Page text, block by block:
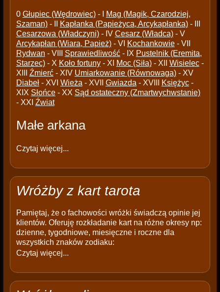
0 Głupiec (Wędrowiec)- I
Mag (Magik, Czarodziej,
Szaman)- II Kapłanka (Papieżyca, Arcykapłanka)- III
Cesarzowa (Władczyni)- IV Cesarz (Władca)- V
Arcykapłan (Wiara, Papież)- VI Kochankowie- VII
Rydwan - VIII Sprawiedliwość- IX Pustelnik (Eremita,
Starzec)- X Koło fortuny- XI Moc (Siła)- XII Wisielec-
XIII Źmierć- XIV Umiarkowanie (Równowaga)- XV
Diabeł- XVI Wieża - XVII Gwiazda - XVIII Księżyc-
XIX Słońce- XX Sąd ostateczny (Zmartwychwstanie)
- XXI Źwiat
Małe arkana
Czytaj więcej...
Wróżby z kart tarota
Pamiętaj, że o fachowości wróżki świadczą opinie jej
klientów. Oferuję rozkładanie kart na różne okresy np:
dzienne, tygodniowe, miesięczne i roczne dla
wszystkich znaków zodiaku:
Czytaj więcej...